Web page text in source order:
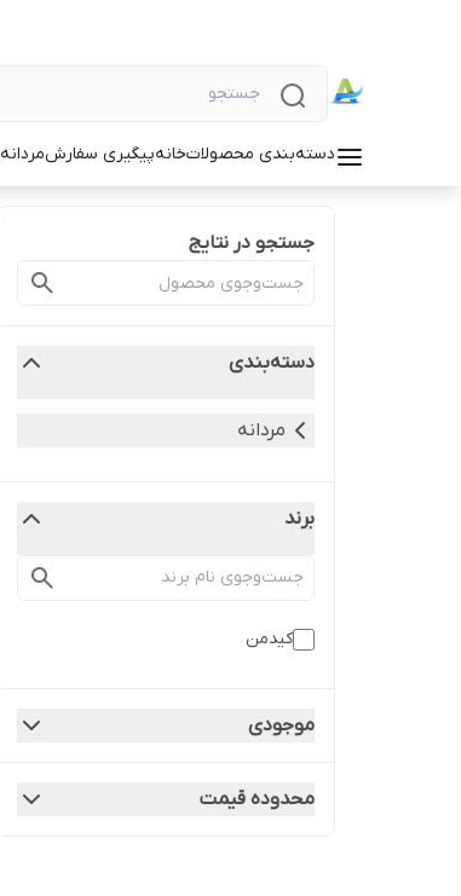
دسته‌بندی محصولاتخانهپیگیری سفارشمردانه
جستجو در نتایج
دسته‌بندی
مردانه
برند
کیدمن
موجودی
محدوده قیمت